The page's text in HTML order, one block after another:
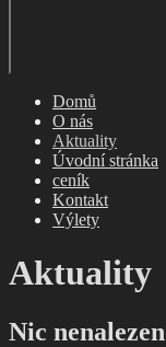
Domů
O nás
Aktuality
Úvodní stránka
ceník
Kontakt
Výlety
Aktuality
Nic